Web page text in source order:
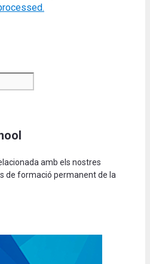
amb els nostres
de formació permanent de la